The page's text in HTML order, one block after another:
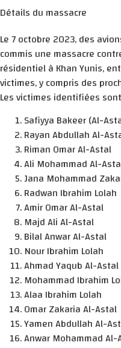
Détails du massacre
Le 7 octobre 2023, des
commis une massacre
résidentiel à Khan Yunis,
victimes, y compris des
Les victimes identifiées
Safiyya Bakeer (Al-
Rayan Abdullah Al-
Riman Omar Al-Astal
Ali Mohammad Al-
Jana Mohammad
Radwan Ibrahim Lolah
Amir Omar Al-Astal
Majd Ali Al-Astal
Bilal Anwar Al-Astal
Nour Ibrahim Lolah
Ahmad Yaqub Al-Astal
Mohammad Ibrahim
Alaa Ibrahim Lolah
Omar Zakaria Al-Astal
Yamen Abdullah Al-
Anwar Mohammad